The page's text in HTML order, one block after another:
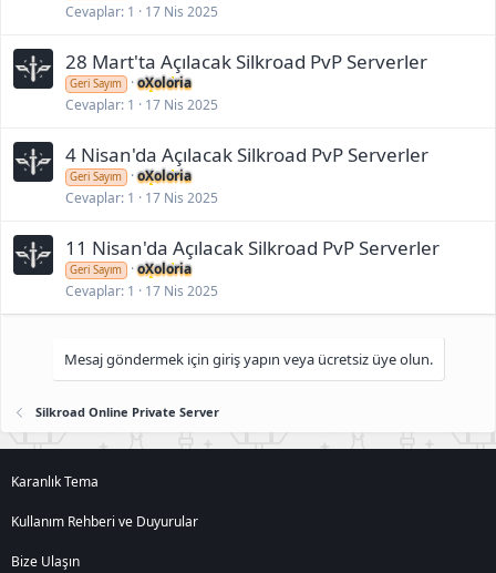
Cevaplar 1 17 Nis 2025
28 Mart'ta Açılacak Silkroad PvP Serverler
Geri Sayım
oXoloria
Cevaplar 1 17 Nis 2025
4 Nisan'da Açılacak Silkroad PvP Serverler
Geri Sayım
oXoloria
Cevaplar 1 17 Nis 2025
11 Nisan'da Açılacak Silkroad PvP Serverler
Geri Sayım
oXoloria
Cevaplar 1 17 Nis 2025
Mesaj göndermek için giriş yapın veya ücretsiz üye olun.
Silkroad Online Private Server
Karanlık Tema
Kullanım Rehberi ve Duyurular
Bize Ulaşın